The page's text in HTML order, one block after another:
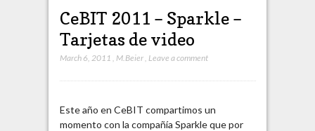
CeBIT 2011 – Sparkle –
Tarjetas de video
March 6, 2011 M.Beier, Leave a comment
Este año en CeBIT compartimos un
momento con la compañía Sparkle que por